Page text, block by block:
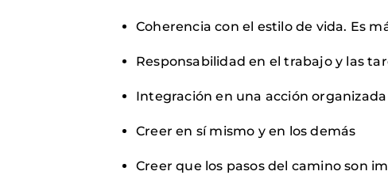
Coherencia con el estilo de vida. Es
Responsabilidad en el trabajo y las
Integración en una acción
Creer en sí mismo y en los demás
Creer que los pasos del camino son